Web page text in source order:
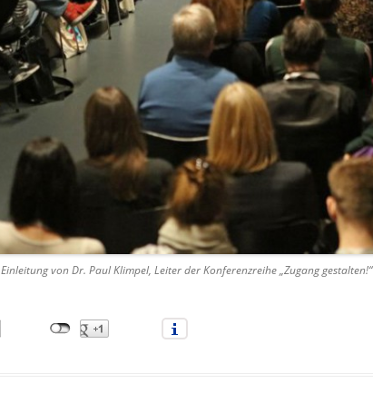
Einleitung von Dr. Paul Klimpel, Leiter der Konferenzreihe „Zugang gestalten!“